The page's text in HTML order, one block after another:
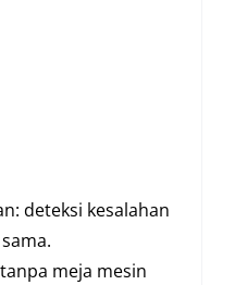
deteksi kesalahan
meja mesin